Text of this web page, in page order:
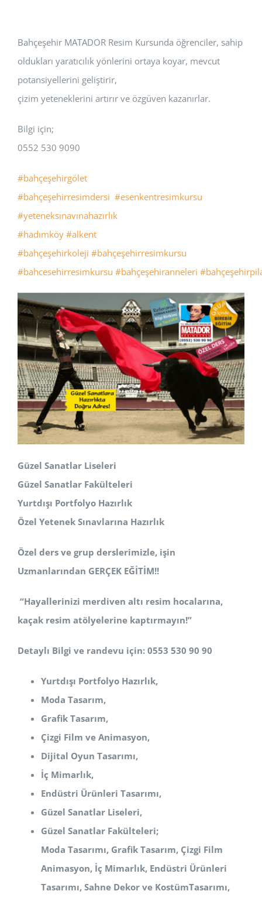
Bahçeşehir MATADOR Resim Kursunda öğrenciler, sahip
oldukları yaratıcılık yönlerini ortaya koyar, mevcut
potansiyellerini geliştirir,
çizim yeteneklerini artırır ve özgüven kazanırlar.
Bilgi için;
0552 530 9090
#bahçeşehirgölet
#bahçeşehirresimdersi #esenkentresimkursu
#yeteneksınavınahazırlık
#hadımköy #alkent
#bahçeşehirkoleji #bahçeşehirresimkursu
#bahcesehirresimkursu #bahçeşehiranneleri
Güzel Sanatlar Liseleri
Güzel Sanatlar Fakülteleri
Yurtdışı Portfolyo Hazırlık
Özel Yetenek Sınavlarına Hazırlık
Özel ders ve grup derslerimizle, işin
Uzmanlarından GERÇEK EĞİTİM!!
“Hayallerinizi merdiven altı resim hocalarına,
kaçak resim atölyelerine kaptırmayın!”
Detaylı Bilgi ve randevu için: 0553 530 90 90
Yurtdışı Portfolyo Hazırlık,
Moda Tasarım,
Grafik Tasarım,
Çizgi Film ve Animasyon,
Dijital Oyun Tasarımı,
İç Mimarlık,
Endüstri Ürünleri Tasarımı,
Güzel Sanatlar Liseleri,
Güzel Sanatlar Fakülteleri;
Moda Tasarımı, Grafik Tasarım, Çizgi Film
Animasyon, İç Mimarlık, Endüstri Ürünleri
Tasarımı, Sahne Dekor ve KostümTasarımı,